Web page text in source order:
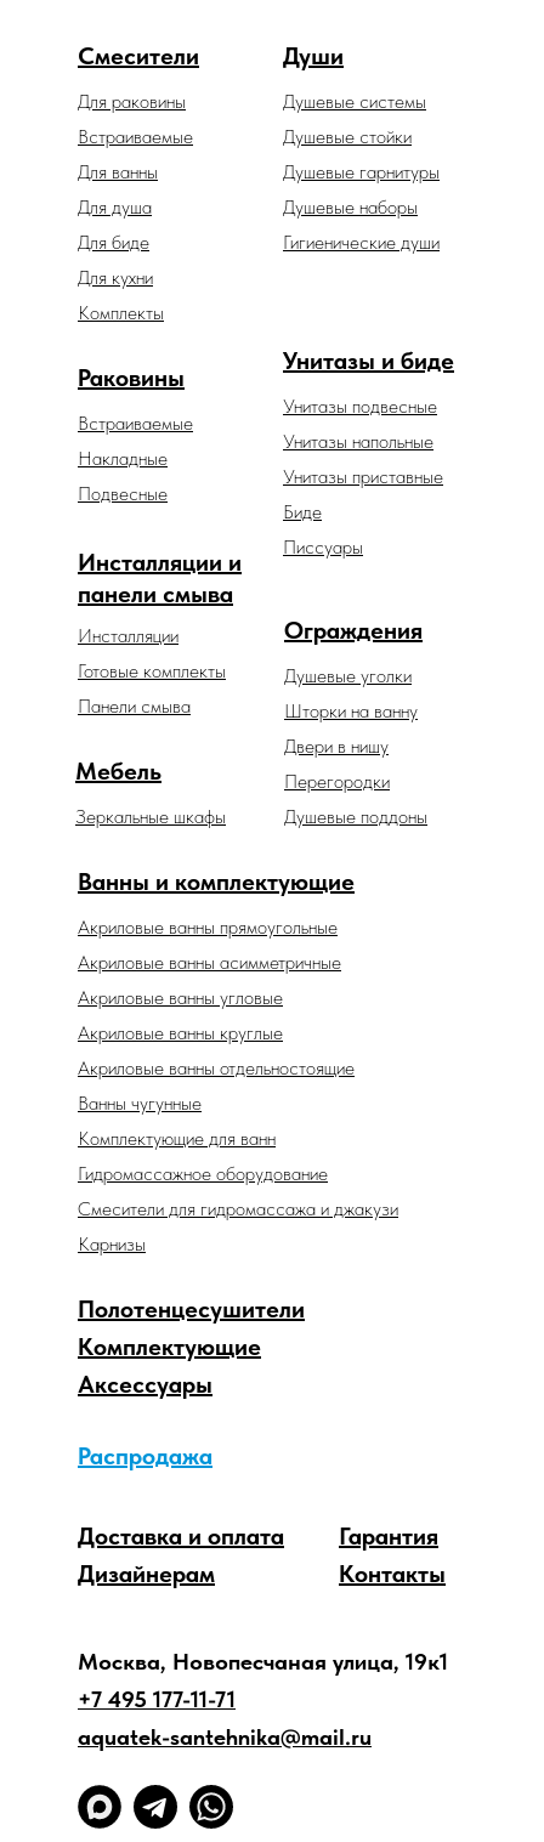
Смесители Души
Душевые гарнитуры
Душевые системы
Гигиенические души
Душевые наборы
Унитазы и биде
Унитазы подвесные
Унитазы напольные
Унитазы приставные
Раковины
Встраиваемые
Накладные
Подвесные
Встраиваемые
Для биде
Для ванны
Для душа
Для раковины
Для кухни
Ванны и комплектующие
Акриловые ванны прямоугольные
Зеркальные шкафы
Мебель
Ограждения
Душевые уголки
Шторки на ванну
Двери в нишу
Перегородки
Аксессуары
Распродажа
Комплектующие
Дизайнерам
Доставка и оплата
Гарантия
Контакты
Душевые стойки
Биде
Душевые поддоны
Акриловые ванны отдельностоящие
Акриловые ванны асимметричные
Акриловые ванны угловые
Акриловые ванны круглые
Ванны чугунные
Комплектующие для ванн
Гидромассажное оборудование
Смесители для гидромассажа и джакузи
Карнизы
Полотенцесушители
Инсталляции и
панели смыва
Инсталляции
Готовые комплекты
Панели смыва
Комплекты
Писсуары
Москва, Новопесчаная улица, 19к1
+7 495 177-11-71
aquatek-santehnika@mail.ru